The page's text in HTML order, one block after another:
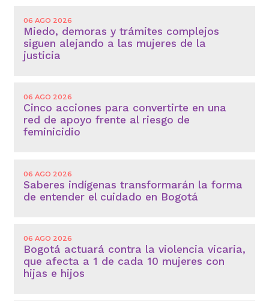
06 AGO 2026
Miedo, demoras y trámites complejos
siguen alejando a las mujeres de la
justicia
06 AGO 2026
Cinco acciones para convertirte en una
red de apoyo frente al riesgo de
feminicidio
06 AGO 2026
Saberes indígenas transformarán la forma
de entender el cuidado en Bogotá
06 AGO 2026
Bogotá actuará contra la violencia vicaria,
que afecta a 1 de cada 10 mujeres con
hijas e hijos